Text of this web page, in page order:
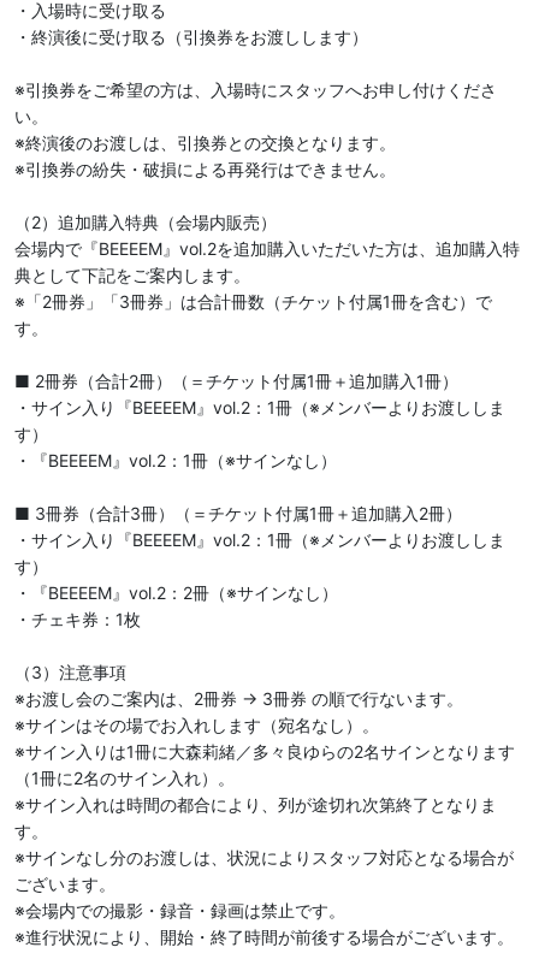
・入場時に受け取る
・終演後に受け取る（引換券をお渡しします）
※引換券をご希望の方は、入場時にスタッフへお申し付けくださ
い。
※終演後のお渡しは、引換券との交換となります。
※引換券の紛失・破損による再発行はできません。
（2）追加購入特典（会場内販売）
会場内で『BEEEEM』vol.2を追加購入いただいた方は、追加購入特
典として下記をご案内します。
※「2冊券」「3冊券」は合計冊数（チケット付属1冊を含む）で
す。
■ 2冊券（合計2冊）（＝チケット付属1冊＋追加購入1冊）
・サイン入り『BEEEEM』vol.2：1冊（※メンバーよりお渡ししま
す）
・『BEEEEM』vol.2：1冊（※サインなし）
■ 3冊券（合計3冊）（＝チケット付属1冊＋追加購入2冊）
・サイン入り『BEEEEM』vol.2：1冊（※メンバーよりお渡ししま
す）
・『BEEEEM』vol.2：2冊（※サインなし）
・チェキ券：1枚
（3）注意事項
※お渡し会のご案内は、2冊券 → 3冊券 の順で行ないます。
※サインはその場でお入れします（宛名なし）。
※サイン入りは1冊に大森莉緒／多々良ゆらの2名サインとなります
（1冊に2名のサイン入れ）。
※サイン入れは時間の都合により、列が途切れ次第終了となりま
す。
※サインなし分のお渡しは、状況によりスタッフ対応となる場合が
ございます。
※会場内での撮影・録音・録画は禁止です。
※進行状況により、開始・終了時間が前後する場合がございます。